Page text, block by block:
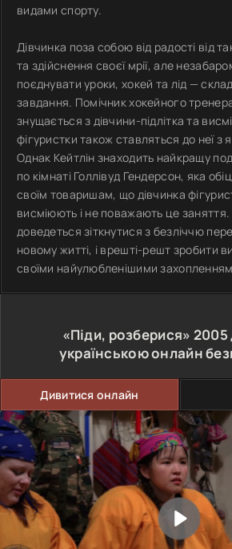
видами спорту.
Дівчинка поза собою від радості від
та здійснення своєї мрії, але
поєднувати уроки, хокей та лід —
завдання. Помічник хокейного
знущається з дівчини-підлітка та
фігуристки також ставляться до неї
Однак Кейтлін знаходить найкращу
по кімнаті Голлівуд Гендерсон, яка
своїм товаришам, що дівчинка
висміюють і не поважають це заняття.
доведеться зіткнутися з безліччю
новому житті, і врешті-решт зробити
своїми найулюбленішими
«Піди, розберися» 2005
українською онлайн
Дивитися онлайн